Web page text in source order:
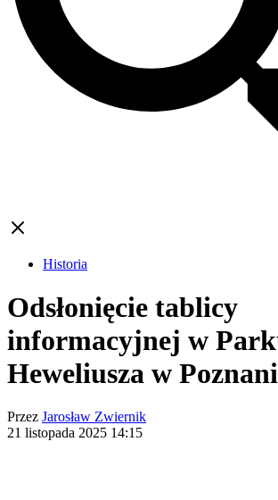
Historia
Odsłonięcie tablicy
informacyjnej w
Heweliusza w
Przez Jarosław Zwiernik
21 listopada 2025 14:15